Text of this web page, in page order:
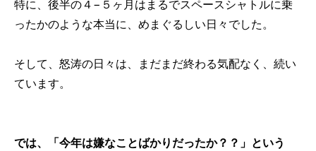
特に、後半の４−５ヶ月はまるでスペースシャトルに乗
ったかのような本当に、めまぐるしい日々でした。
そして、怒涛の日々は、まだまだ終わる気配なく、続い
ています。
では、「今年は嫌なことばかりだったか？？」という